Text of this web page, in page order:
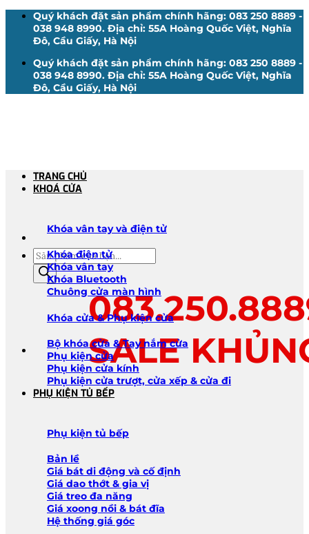
Quý khách đặt sản phẩm chính hãng: 083 250 8889 -
038 948 8990. Địa chỉ: 55A Hoàng Quốc Việt, Nghĩa
Đô, Cầu Giấy, Hà Nội
Quý khách đặt sản phẩm chính hãng: 083 250 8889 -
038 948 8990. Địa chỉ: 55A Hoàng Quốc Việt, Nghĩa
Đô, Cầu Giấy, Hà Nội
Tìm
kiếm
sản
phẩm
SALE
TRANG CHỦ
KHOÁ CỬA
Khóa vân tay và điện tử
Khóa điện tử
Khóa vân tay
Khóa Bluetooth
Chuông cửa màn hình
Khóa cửa & Phụ kiện cửa
Bộ khóa cửa & Tay nắm cửa
Phụ kiện cửa
Phụ kiện cửa kính
Phụ kiện cửa trượt, cửa xếp & cửa đi
PHỤ KIỆN TỦ BẾP
Phụ kiện tủ bếp
Bản lề
Giá bát di động và cố định
Giá dao thớt & gia vị
Giá treo đa năng
Giá xoong nồi & bát đĩa
Hệ thống giá góc